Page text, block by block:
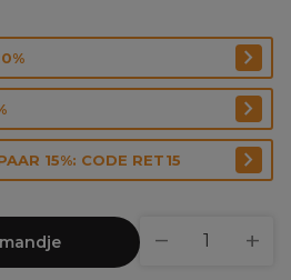
15%: CODE RET15